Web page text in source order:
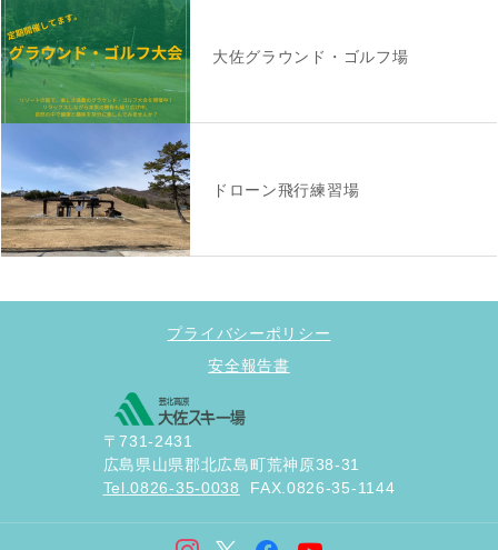
大佐グラウンド・ゴルフ場
ドローン飛行練習場
プライバシーポリシー
安全報告書
〒731-2431
広島県山県郡北広島町荒神原38-31
Tel.0826-35-0038
FAX.0826-35-1144